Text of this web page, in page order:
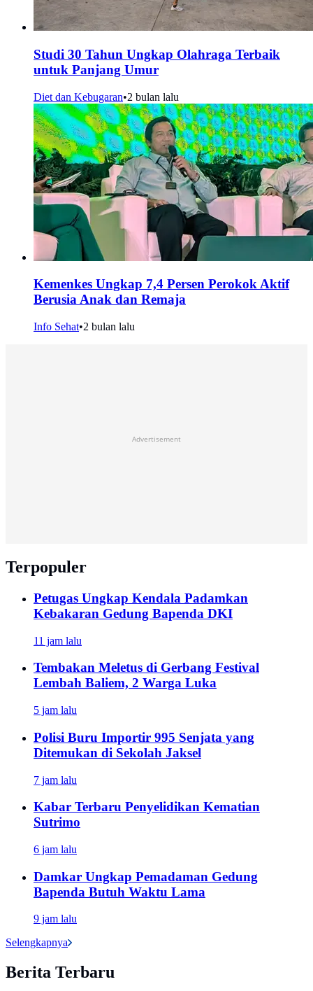
Studi 30 Tahun Ungkap Olahraga Terbaik
untuk Panjang Umur
Diet dan Kebugaran•2 bulan lalu
Kemenkes Ungkap 7,4 Persen Perokok Aktif
Berusia Anak dan Remaja
Info Sehat•2 bulan lalu
Advertisement
Terpopuler
Petugas Ungkap Kendala Padamkan
Kebakaran Gedung Bapenda DKI
11 jam lalu
Tembakan Meletus di Gerbang Festival
Lembah Baliem, 2 Warga Luka
5 jam lalu
Polisi Buru Importir 995 Senjata yang
Ditemukan di Sekolah Jaksel
7 jam lalu
Kabar Terbaru Penyelidikan Kematian
Sutrimo
6 jam lalu
Damkar Ungkap Pemadaman Gedung
Bapenda Butuh Waktu Lama
9 jam lalu
Selengkapnya
Berita Terbaru